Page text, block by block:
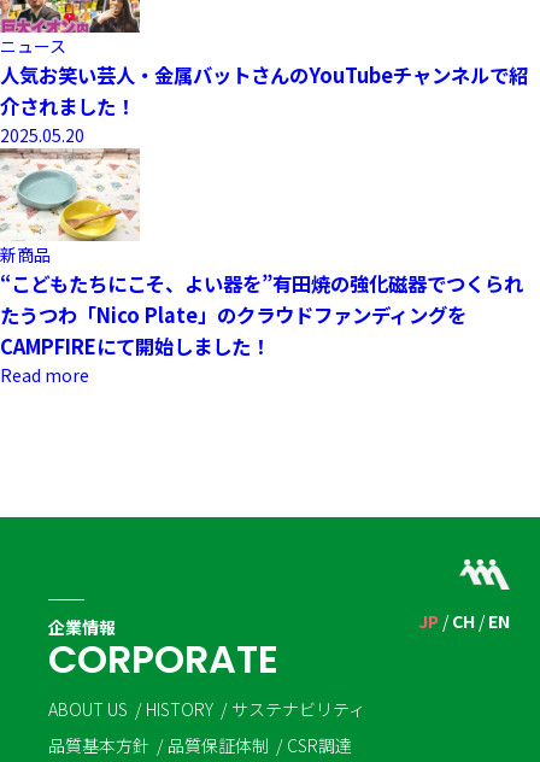
ニュース
人気お笑い芸人・金属バットさんのYouTubeチャンネルで紹
介されました！
2025.05.20
新商品
“こどもたちにこそ、よい器を”有田焼の強化磁器でつくられ
たうつわ「Nico Plate」のクラウドファンディングを
CAMPFIREにて開始しました！
Read more
JP CH EN
企業情報
CORPORATE
ABOUT US HISTORY
サステナビリティ
品質基本方針
品質保証体制 CSR調達